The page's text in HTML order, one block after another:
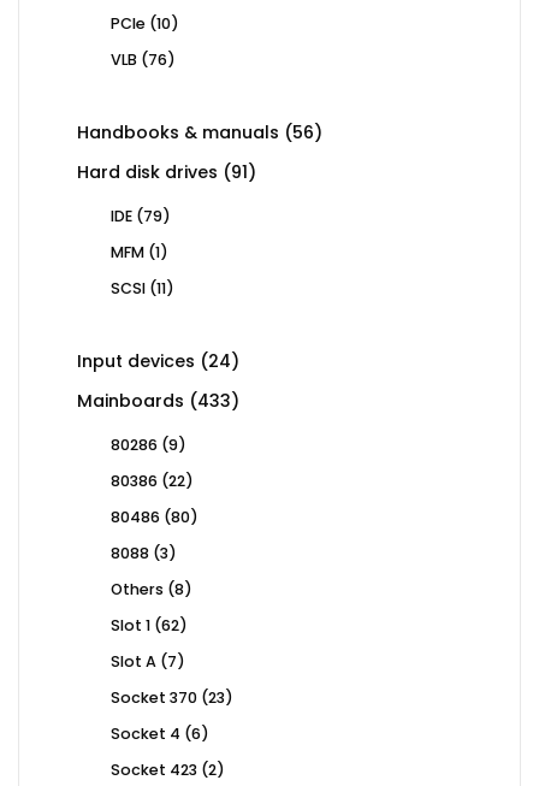
PCIe 1010
VLB 7676
Handbooks & manuals 5656
Hard disk drives 9191
IDE 7979
MFM 11
SCSI 1111
Input devices 2424
Mainboards 433433
80286 99
80386 2222
80486 8080
8088 33
Others 88
Slot 1 6262
Slot A 77
Socket 370 2323
Socket 4 66
Socket 423 22